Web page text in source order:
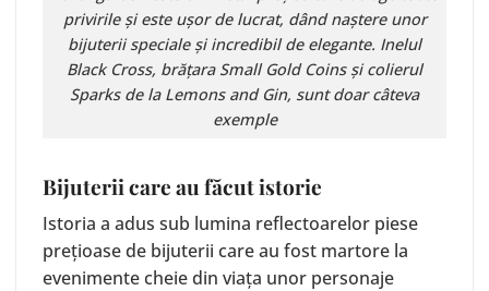
privirile și este ușor de lucrat, dând naștere unor
bijuterii speciale și incredibil de elegante. Inelul
Black Cross, brățara Small Gold Coinsși colierul
Sparksde la Lemons and Gin, sunt doar câteva
exemple
Bijuterii care au făcut istorie
Istoria a adus sub lumina reflectoarelor piese
prețioase de bijuterii care au fost martore la
evenimente cheie din viața unor personaje